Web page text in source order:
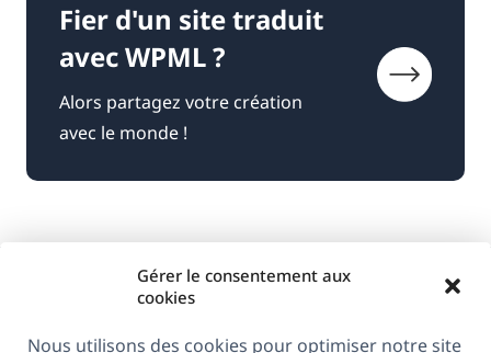
Gérer le consentement aux
cookies
Nous utilisons des cookies pour optimiser notre site
Fier d'un site traduit
avec WPML ?
Alors partagez votre création
avec le monde !